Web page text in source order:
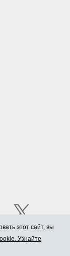
этот сайт, вы
Узнайте